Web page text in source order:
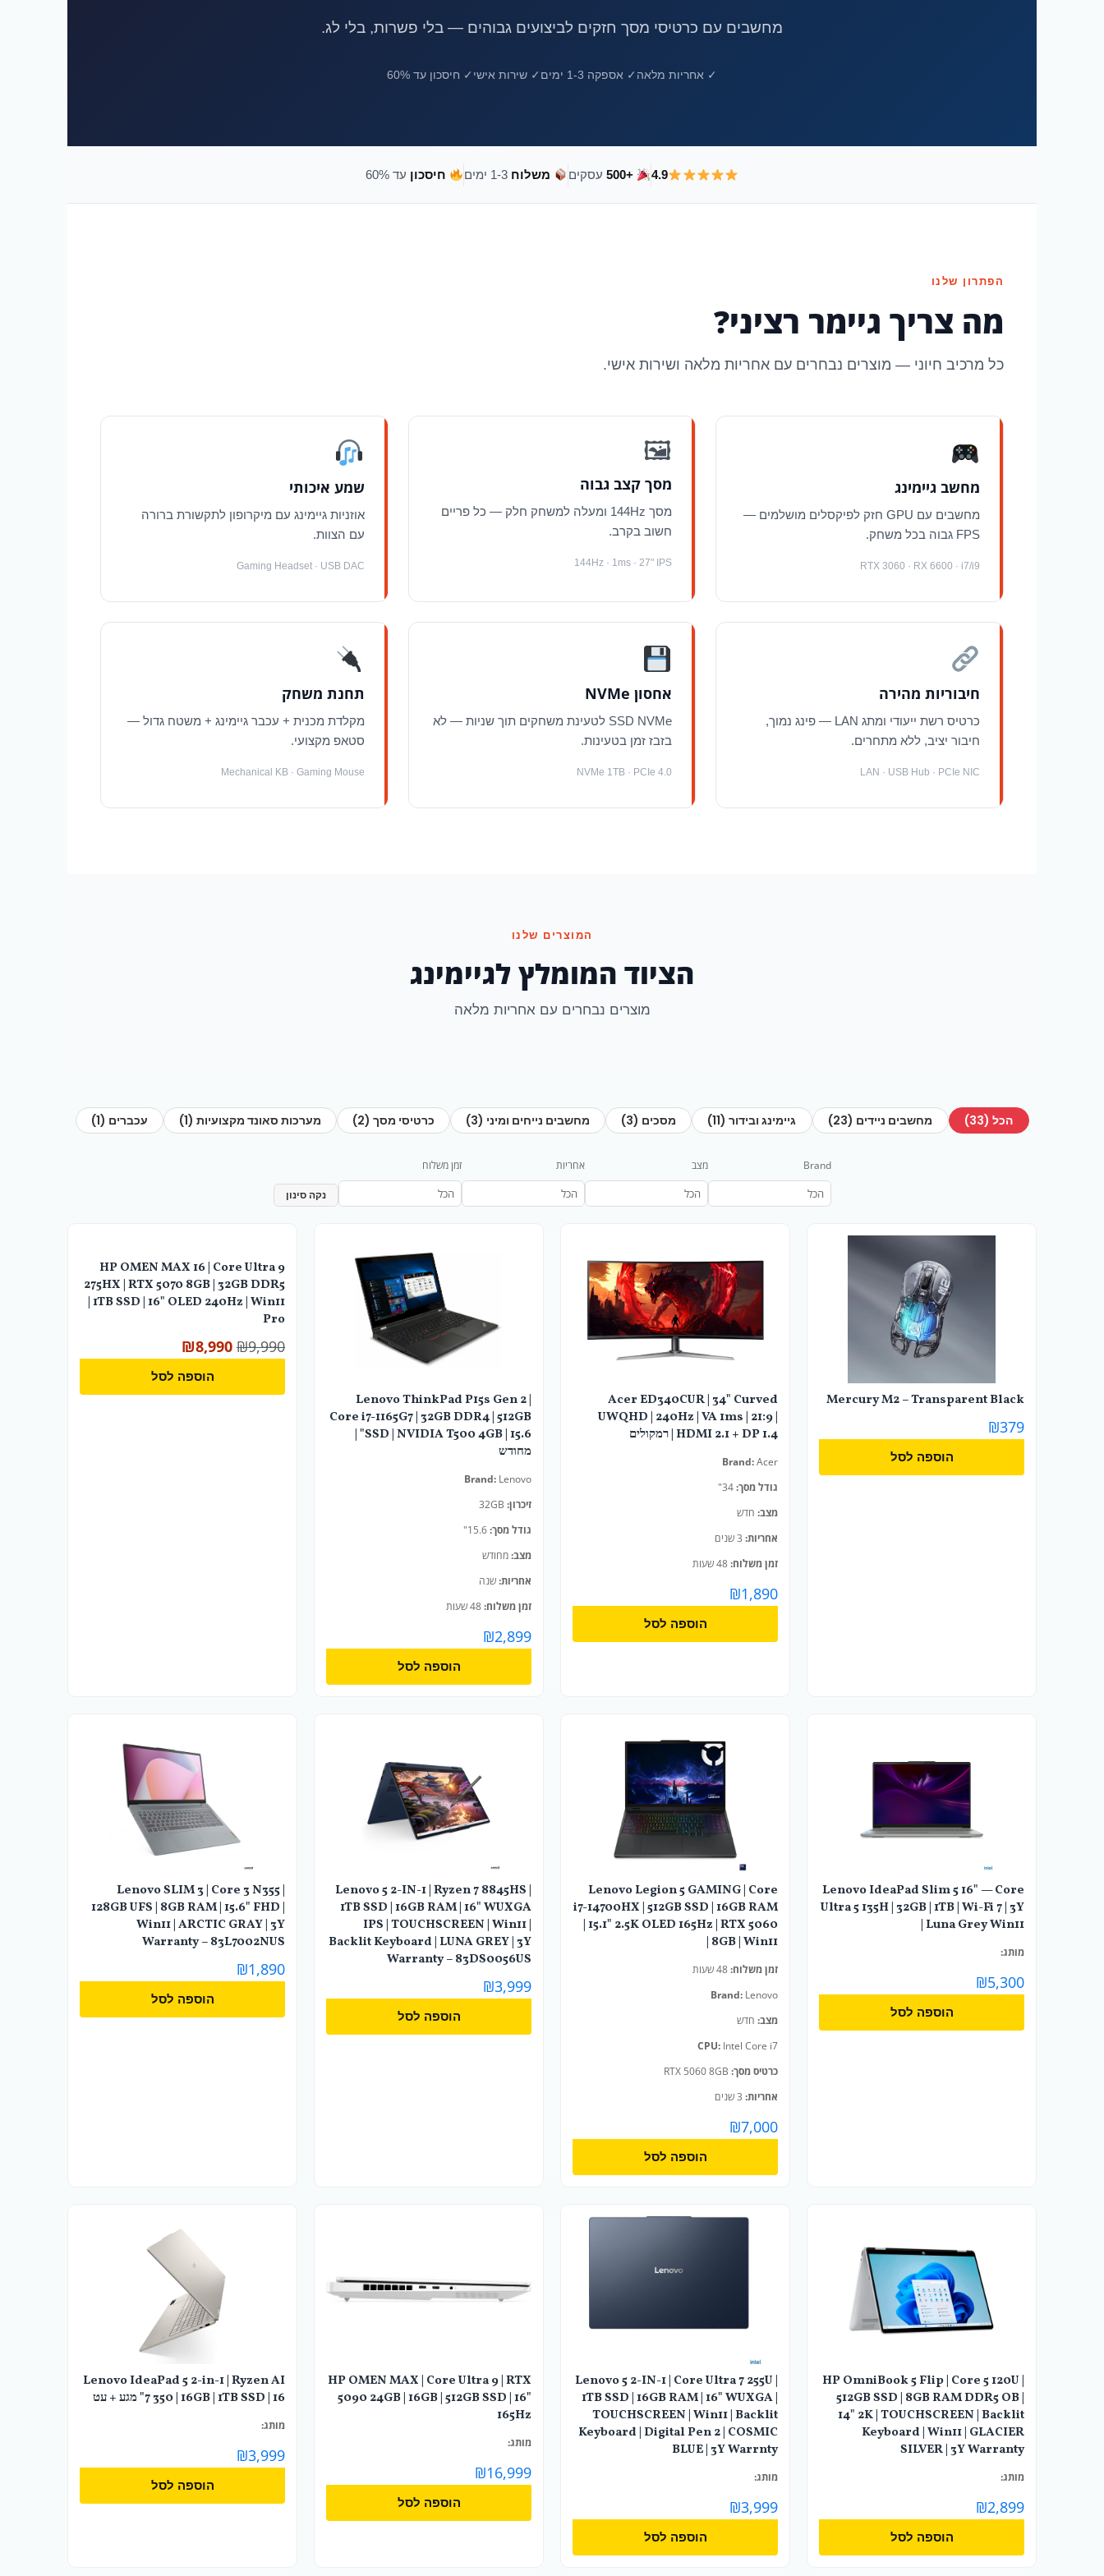
מחשבים עם כרטיסי מסך חזקים לביצועים גבוהים — בלי פשרות, בלי לג.
✓ אחריות מלאה ✓ אספקה 1-3 ימים ✓ שירות אישי ✓ חיסכון עד 60%
4.9
+500 עסקים משלוח חיסכון עד 60%
הפתרון שלנו
מה צריך גיימר רציני?
כל מרכיב חיוני — מוצרים נבחרים עם אחריות מלאה ושירות אישי.
מחשב גיימינג
מחשבים עם GPU חזק לפיקסלים מושלמים —
FPS גבוה בכל משחק.
RTX 3060 · RX 6600 · i7/i9
🖼
מסך קצב גבוה
מסך 144Hz ומעלה למשחק חלק — כל פריים
חשוב בקרב.
144Hz · 1ms · 27" IPS
שמע איכותי
אוזניות גיימינג עם מיקרופון לתקשורת ברורה
עם הצוות.
Gaming Headset · USB DAC
חיבוריות מהירה
כרטיס רשת ייעודי ומתג LAN — פינג נמוך,
חיבור יציב, ללא מתחרים.
LAN · USB Hub · PCIe NIC
אחסון NVMe
SSD NVMe לטעינת משחקים תוך שניות — לא
בזבז זמן בטעינות.
NVMe 1TB · PCIe 4.0
תחנת משחק
מקלדת מכנית + עכבר גיימינג + משטח גדול —
סטאפ מקצועי.
Mechanical KB · Gaming Mouse
המוצרים שלנו
הציוד המומלץ לגיימינג
מוצרים נבחרים עם אחריות מלאה
הכל (33) מחשבים ניידים (23) גיימינג ובידור (11) מסכים (3) מחשבים נייחים ומיני (3) כרטיסי מסך (2) מערכות סאונד מקצועיות (1) עכברים (1)
Brand מצב אחריות זמן משלוח
נקה סינון
Mercury M2 – Transparent Black
₪379
הוספה לסל
Acer ED340CUR | 34" Curved
UWQHD | 240Hz | VA 1ms | 21:9 |
HDMI 2.1 + DP 1.4 | רמקולים
Brand:Acer
גודל מסך:
מצב: חדש
אחריות:
זמן משלוח:
₪1,890
הוספה לסל
Lenovo ThinkPad P15s Gen 2 |
Core i7-1165G7 | 32GB DDR4 | 512GB
SSD | NVIDIA T500 4GB | 15.6" |
מחודש
Brand: Lenovo
זיכרון:
גודל מסך:
מצב:מחודש
אחריות:שנה
זמן משלוח:
₪2,899
הוספה לסל
HP OMEN MAX 16 | Core Ultra 9
275HX | RTX 5070 8GB | 32GB DDR5
| 1TB SSD | 16" OLED 240Hz | Win11
Pro
₪9,990
המקורי
₪8,990
הנוכחי
הוספה לסל
Lenovo IdeaPad Slim 5 16" — Core
Ultra 5 135H | 32GB | 1TB | Wi-Fi 7 | 3Y
| Luna Grey Win11
מותג:
₪5,300
הוספה לסל
Lenovo Legion 5 GAMING | Core
i7-14700HX | 512GB SSD | 16GB RAM
| 15.1" 2.5K OLED 165Hz | RTX 5060
8GB | Win11 |
זמן משלוח:
Brand: Lenovo
מצב: חדש
CPU: Intel Core i7
כרטיס מסך:
אחריות:
₪7,000
הוספה לסל
Lenovo 5 2-IN-1 | Ryzen 7 8845HS |
1TB SSD | 16GB RAM | 16" WUXGA
IPS | TOUCHSCREEN | Win11 |
Backlit Keyboard | LUNA GREY | 3Y
Warranty – 83DS0056US
₪3,999
הוספה לסל
Lenovo SLIM 3 | Core 3 N355 |
128GB UFS | 8GB RAM | 15.6" FHD |
Win11 | ARCTIC GRAY | 3Y
Warranty – 83L7002NUS
₪1,890
הוספה לסל
HP OmniBook 5 Flip | Core 5 120U |
512GB SSD | 8GB RAM DDR5 OB |
14" 2K | TOUCHSCREEN | Backlit
Keyboard | Win11 | GLACIER
SILVER | 3Y Warranty
מותג:
₪2,899
הוספה לסל
Lenovo 5 2-IN-1 | Core Ultra 7 255U |
1TB SSD | 16GB RAM | 16" WUXGA |
TOUCHSCREEN | Win11 | Backlit
Keyboard | Digital Pen 2 | COSMIC
BLUE | 3Y Warrnty
מותג:
₪3,999
הוספה לסל
HP OMEN MAX | Core Ultra 9 | RTX
5090 24GB | 16GB | 512GB SSD | 16"
165Hz
מותג:
₪16,999
הוספה לסל
Lenovo IdeaPad 5 2-in-1 | Ryzen AI
7 350 | 16GB | 1TB SSD | 16" מגע + עט
מותג:
₪3,999
הוספה לסל
המקורי
₪2,390.
הנוכחי
₪1,990.
המקורי הנוכחי